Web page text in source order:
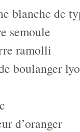
blanche de
semoule
ramolli
boulanger
d’oranger